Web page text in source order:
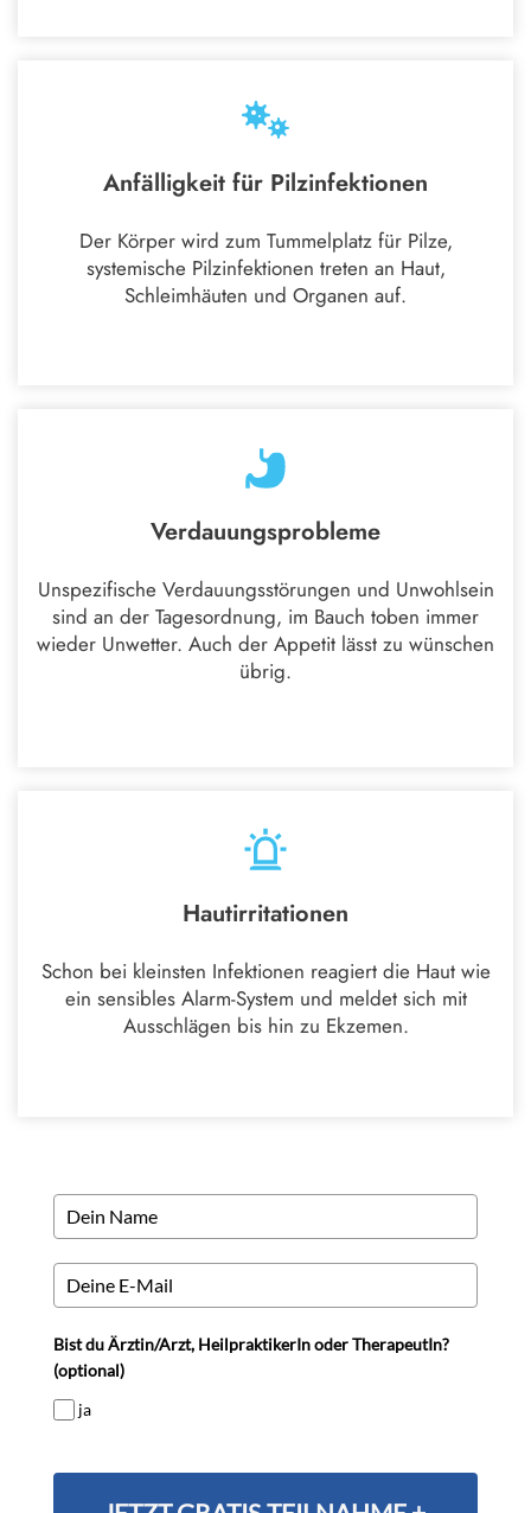
Anfälligkeit für Pilzinfektionen
Der Körper wird zum Tummelplatz für Pilze,
systemische Pilzinfektionen treten an Haut,
Schleimhäuten und Organen auf.
Verdauungsprobleme
Unspezifische Verdauungsstörungen und Unwohlsein
sind an der Tagesordnung, im Bauch toben immer
wieder Unwetter. Auch der Appetit lässt zu wünschen
übrig.
Hautirritationen
Schon bei kleinsten Infektionen reagiert die Haut wie
ein sensibles Alarm-System und meldet sich mit
Ausschlägen bis hin zu Ekzemen.
Bist du Ärztin/Arzt, HeilpraktikerIn oder TherapeutIn?
(optional)
ja